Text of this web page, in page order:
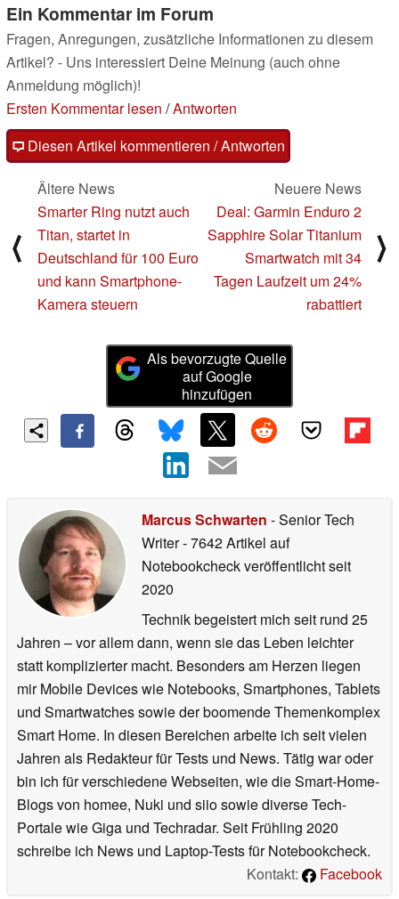
Ein Kommentar im Forum
Fragen, Anregungen, zusätzliche Informationen zu diesem
Artikel? - Uns interessiert Deine Meinung (auch ohne
Anmeldung möglich)!
Ersten Kommentar lesen /Antworten
Diesen Artikel kommentieren / Antworten
⟨
Ältere News
Smarter Ring nutzt auch
Titan, startet in
Deutschland für 100 Euro
und kann Smartphone-
Kamera steuern
Neuere News
Deal: Garmin Enduro 2
Sapphire Solar Titanium
Smartwatch mit 34
Tagen Laufzeit um 24%
rabattiert
⟩
Als bevorzugte Quelle
auf Google
hinzufügen
Marcus Schwarten - Senior Tech
Writer- 7642 Artikel auf
Notebookcheck veröffentlichtseit
2020
Technik begeistert mich seit rund 25
Jahren – vor allem dann, wenn sie das Leben leichter
statt komplizierter macht. Besonders am Herzen liegen
mir Mobile Devices wie Notebooks, Smartphones, Tablets
und Smartwatches sowie der boomende Themenkomplex
Smart Home. In diesen Bereichen arbeite ich seit vielen
Jahren als Redakteur für Tests und News. Tätig war oder
bin ich für verschiedene Webseiten, wie die Smart-Home-
Blogs von homee, Nuki und siio sowie diverse Tech-
Portale wie Giga und Techradar. Seit Frühling 2020
schreibe ich News und Laptop-Tests für Notebookcheck.
Kontakt:
Facebook